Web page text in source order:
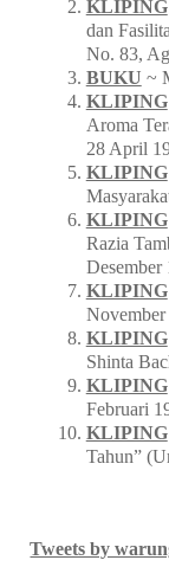
KLIPING
dan
No. 83,
BUKU ~
KLIPING
Aroma
28 April
KLIPING
KLIPING
Razia
Desember
KLIPING
KLIPING
Shinta
KLIPING
Februari
KLIPING
Tahun”
Tweets by